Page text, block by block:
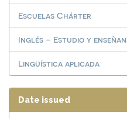
Escuelas Chárter
Inglés – Estudio y
Lingüística aplicada
Date issued